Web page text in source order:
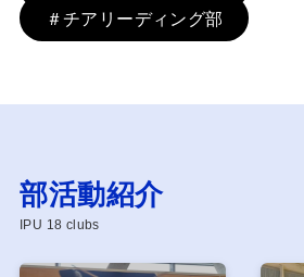
＃チアリーディング部
部活動紹介
IPU 18 clubs